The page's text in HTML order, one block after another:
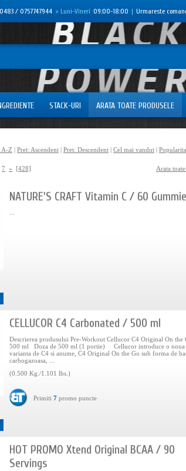
/ 0757747944 > Luni-Vineri 09:00-18:00 | Urmareste
STACK-URI ARATA TOATE PRODUSELE
А-Z | Pret: Ascendent | Pret: Descendent | Cel mai vandut |
7 » [428] Arata
NATURE'S CRAFT Vitamin C / 60
CELLUCOR C4 Carbonated / 500 ml
Descrierea produsului Pre-Workout Cellucor C4 Original On the
500 ml Doza de 500 ml (1 portie) Cellucor introduce o noua
varianta de C4 si anume, C4 Original On the Go sub forma de
carbogazoasa, ...
(0.500 Kg./1.101 lbs.)
Primiti 7 promo puncte
HOT PROMO Xtend Original BCAA / 90
Servings